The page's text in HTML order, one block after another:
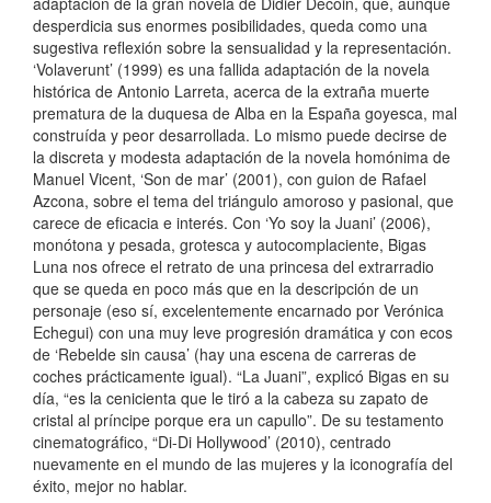
desperdicia sus enormes posibilidades, queda como una
sugestiva reflexión sobre la sensualidad y la representación.
‘Volaverunt’ (1999) es una fallida adaptación de la novela
histórica de Antonio Larreta, acerca de la extraña muerte
prematura de la duquesa de Alba en la España goyesca, mal
construída y peor desarrollada. Lo mismo puede decirse de
la discreta y modesta adaptación de la novela homónima de
Manuel Vicent, ‘Son de mar’ (2001), con guion de Rafael
Azcona, sobre el tema del triángulo amoroso y pasional, que
carece de eficacia e interés. Con ‘Yo soy la Juani’ (2006),
monótona y pesada, grotesca y autocomplaciente, Bigas
Luna nos ofrece el retrato de una princesa del extrarradio
que se queda en poco más que en la descripción de un
personaje (eso sí, excelentemente encarnado por Verónica
Echegui) con una muy leve progresión dramática y con ecos
de ‘Rebelde sin causa’ (hay una escena de carreras de
coches prácticamente igual). “La Juani”, explicó Bigas en su
día, “es la cenicienta que le tiró a la cabeza su zapato de
cristal al príncipe porque era un capullo”. De su testamento
cinematográfico, “Di-Di Hollywood’ (2010), centrado
nuevamente en el mundo de las mujeres y la iconografía del
éxito, mejor no hablar.